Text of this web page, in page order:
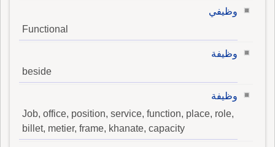
وظيفي
Functional
وظيفة
beside
وظيفة
Job, office, position, service, function, place, role,
billet, metier, frame, khanate, capacity